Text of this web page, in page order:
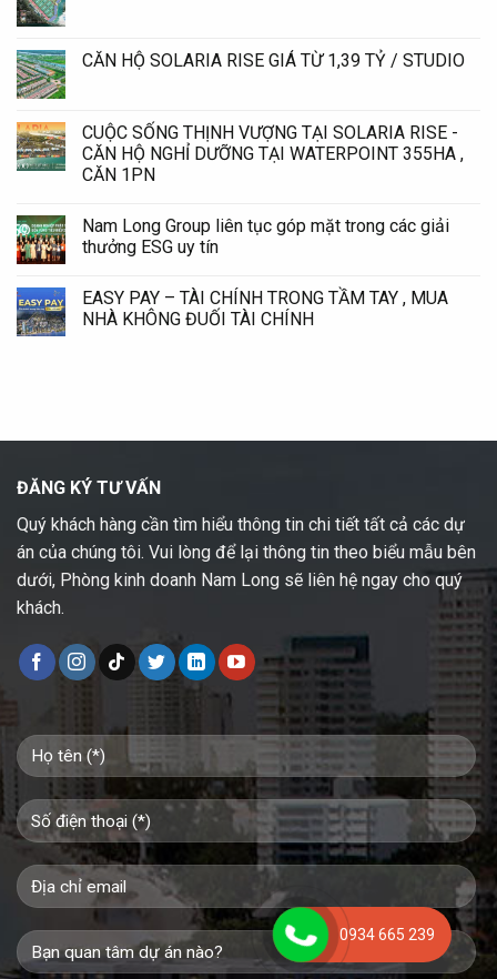
CĂN HỘ SOLARIA RISE GIÁ TỪ 1,39 TỶ / STUDIO
CUỘC SỐNG THỊNH VƯỢNG TẠI SOLARIA RISE -
CĂN HỘ NGHỈ DƯỠNG TẠI WATERPOINT 355HA ,
CĂN 1PN
Nam Long Group liên tục góp mặt trong các giải
thưởng ESG uy tín
EASY PAY – TÀI CHÍNH TRONG TẦM TAY , MUA
NHÀ KHÔNG ĐUỐI TÀI CHÍNH
ĐĂNG KÝ TƯ VẤN
Quý khách hàng cần tìm hiểu thông tin chi tiết tất cả các dự
án của chúng tôi. Vui lòng để lại thông tin theo biểu mẫu bên
dưới, Phòng kinh doanh Nam Long sẽ liên hệ ngay cho quý
khách.
0934 665 239